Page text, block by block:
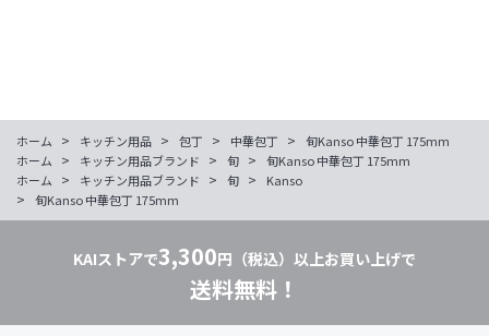
ホーム > キッチン用品 > 包丁 > 中華包丁 >
旬Kanso 中華包丁 175mm
ホーム
> キッチン用品ブランド > 旬 >
旬Kanso 中華包丁 175mm
ホーム
> キッチン用品ブランド > 旬 > Kanso
> 旬Kanso 中華包丁 175mm
KAIストアで3,300円（税込）以上お買い上げで
送料無料！